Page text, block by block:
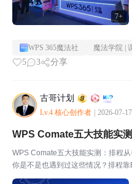
7+
WPS 365魔法社 魔法学院 |
5 3 分享
古哥计划
Lv.4 核心创作者 2026-07-
WPS Comate五大技能实
WPS Comate五大技能实测：排程
你是不是也遇到过这些情况？排程
半天。注塑车间模具冲突全靠老师